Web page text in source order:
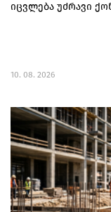
იცვლება უძრავი
10. 08. 2026